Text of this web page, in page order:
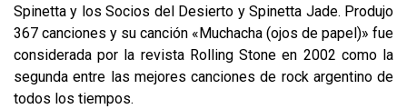
Spinetta y los Socios del Desierto y Spinetta Jade. Produjo
367 canciones y su canción «Muchacha (ojos de papel)» fue
considerada por la revista Rolling Stone en 2002 como la
segunda entre las mejores canciones de rock argentino de
todos los tiempos.